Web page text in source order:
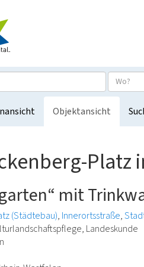
Objektansicht
Platz
mit
(Städtebau) Innerortsstraße
Landeskunde